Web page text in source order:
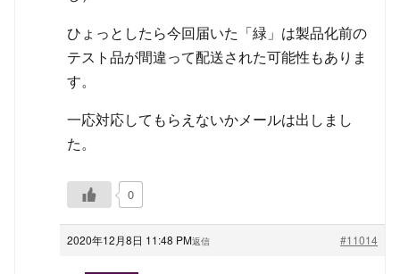
ひょっとしたら今回届いた「緑」は製品化前の
テスト品が間違って配送された可能性もありま
す。
一応対応してもらえないかメールは出しまし
た。
0
2020年12月8日 11:48 PM #11014
返信